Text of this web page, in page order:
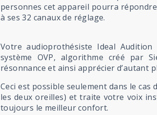
personnes cet appareil pourra
à ses 32 canaux de réglage.
Votre audioprothésiste Ideal
système OVP, algorithme créé par
résonnance et ainsi apprécier d’autant
Ceci est possible seulement dans le
les deux oreilles) et traite votre voix
toujours le meilleur confort.